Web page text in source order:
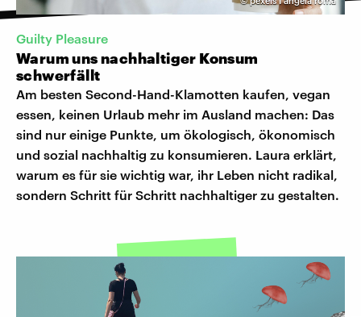
Guilty Pleasure
Warum uns nachhaltiger Konsum
schwerfällt
Am besten Second-Hand-Klamotten kaufen, vegan
essen, keinen Urlaub mehr im Ausland machen: Das
sind nur einige Punkte, um ökologisch, ökonomisch
und sozial nachhaltig zu konsumieren. Laura erklärt,
warum es für sie wichtig war, ihr Leben nicht radikal,
sondern Schritt für Schritt nachhaltiger zu gestalten.